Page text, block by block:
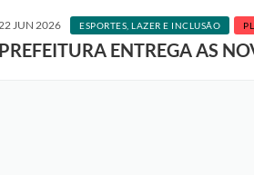
JUN 2026 ESPORTES, LAZER E INCLUSÃO
PREFEITURA ENTREGA AS